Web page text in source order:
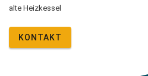
alte Heizkessel
KONTAKT